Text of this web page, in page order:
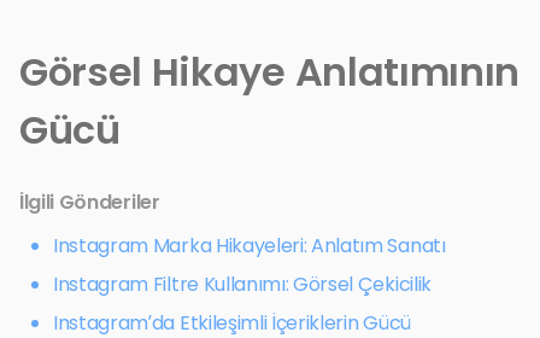
Görsel Hikaye Anlatımının
Gücü
İlgili Gönderiler
Instagram Marka Hikayeleri: Anlatım Sanatı
Instagram Filtre Kullanımı: Görsel Çekicilik
Instagram’da Etkileşimli İçeriklerin Gücü